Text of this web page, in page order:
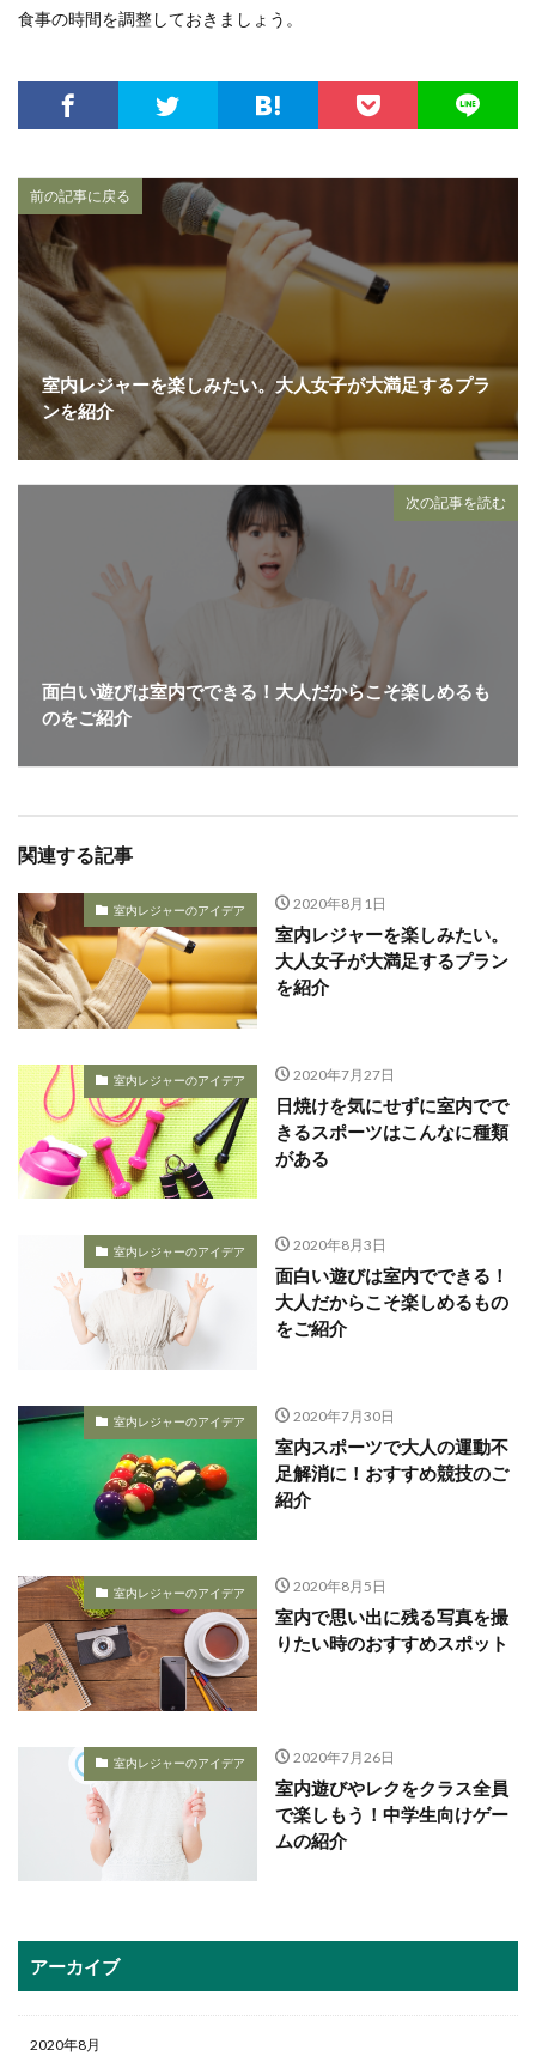
食事の時間を調整しておきましょう。
前の記事に戻る
室内レジャーを楽しみたい。大人女子が大満足するプラ
ンを紹介
次の記事を読む
面白い遊びは室内でできる！大人だからこそ楽しめるも
のをご紹介
関連する記事
室内レジャーのアイデア 2020年8月1日
室内レジャーを楽しみたい。
大人女子が大満足するプラン
を紹介
室内レジャーのアイデア 2020年7月27日
日焼けを気にせずに室内でで
きるスポーツはこんなに種類
がある
室内レジャーのアイデア 2020年8月3日
面白い遊びは室内でできる！
大人だからこそ楽しめるもの
をご紹介
室内レジャーのアイデア 2020年7月30日
室内スポーツで大人の運動不
足解消に！おすすめ競技のご
紹介
室内レジャーのアイデア 2020年8月5日
室内で思い出に残る写真を撮
りたい時のおすすめスポット
室内レジャーのアイデア 2020年7月26日
室内遊びやレクをクラス全員
で楽しもう！中学生向けゲー
ムの紹介
アーカイブ
2020年8月